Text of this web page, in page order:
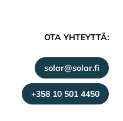
OTA YHTEYTTÄ:
solar@solar.fi
+358 10 501 4450